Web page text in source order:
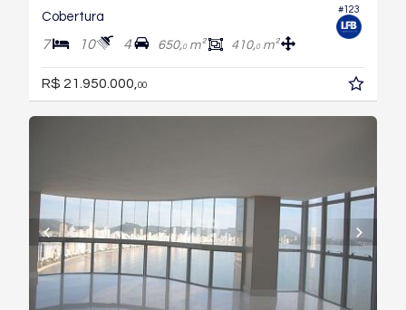
#123
Cobertura
7 10 4 650,0m² 410,0m²
R$ 21.950.000, 00